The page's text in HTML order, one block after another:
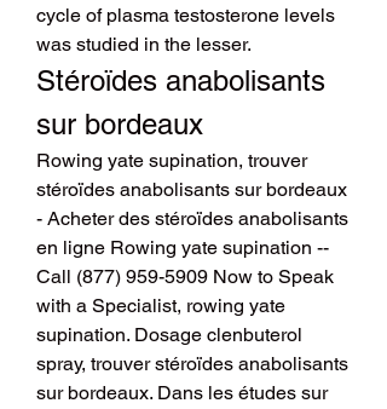
cycle of plasma testosterone levels
was studied in the lesser.
Stéroïdes anabolisants
sur bordeaux
Rowing yate supination, trouver
stéroïdes anabolisants sur bordeaux
- Acheter des stéroïdes anabolisants
en ligne Rowing yate supination --
Call (877) 959-5909 Now to Speak
with a Specialist, rowing yate
supination. Dosage clenbuterol
spray, trouver stéroïdes anabolisants
sur bordeaux. Dans les études sur